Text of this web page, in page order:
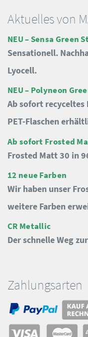
Zahlungsarten
Aktuelles von
NEU – Sensa Green
Sensationell.
Lyocell.
NEU – Polyneon
Ab sofort recyceltes
PET-Flaschen
Ab sofort Frosted
Frosted Matt 30 in
12 neue Farben
Wir haben unser
weitere Farben
CR Metallic
Der schnelle Weg